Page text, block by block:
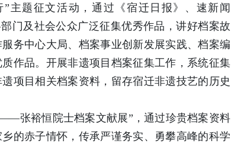
主题征文活动，通过《宿迁日报》、速新闻
门及社会公众广泛征集优秀作品，讲好档案故
务中心大局、档案事业创新发展实践、档案编
作品。开展非遗项目档案征集工作，系统征集
项目相关档案资料，留存宿迁非遗技艺的历史
张裕恒院士档案文献展”，通过珍贵档案资料
的赤子情怀，传承严谨务实、勇攀高峰的科学